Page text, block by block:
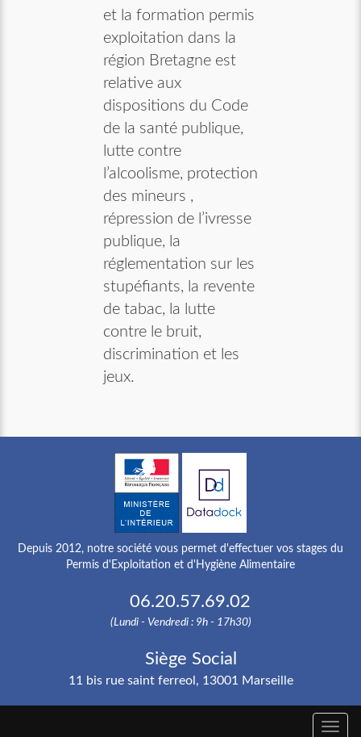
et la formation permis
exploitation dans la
région Bretagne est
relative aux
dispositions du Code
de la santé publique,
lutte contre
l’alcoolisme, protection
des mineurs ,
répression de l’ivresse
publique, la
réglementation sur les
stupéfiants, la revente
de tabac, la lutte
contre le bruit,
discrimination et les
jeux.
Depuis 2012, notre société vous permet d'effectuer vos stages du
Permis d'Exploitation et d'Hygiène Alimentaire
06.20.57.69.02
(Lundi - Vendredi : 9h - 17h30)
Siège Social
11 bis rue saint ferreol, 13001 Marseille
Toggle